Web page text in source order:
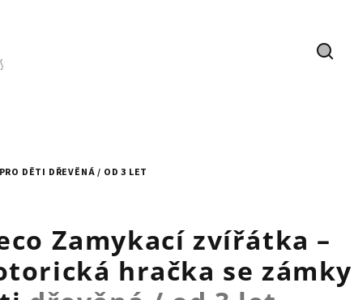
DĚTI DŘEVĚNÁ / OD 3 LET
Zamykací zvířátka –
hračka se